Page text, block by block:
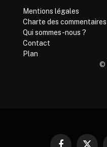
Mentions légales
Charte des commentaires
Qui sommes-nous ?
Contact
Plan
©